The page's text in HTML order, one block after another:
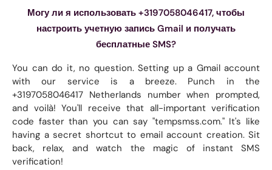
Могу ли я использовать +3197058046417, чтобы
настроить учетную запись Gmail и получать
бесплатные SMS?
You can do it, no question. Setting up a Gmail account
with our service is a breeze. Punch in the
+3197058046417 Netherlands number when prompted,
and voilà! You'll receive that all-important verification
code faster than you can say "tempsmss.com." It's like
having a secret shortcut to email account creation. Sit
back, relax, and watch the magic of instant SMS
verification!